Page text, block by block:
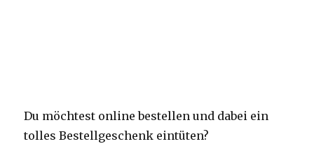
Du möchtest online bestellen und dabei ein
tolles Bestellgeschenk eintüten?